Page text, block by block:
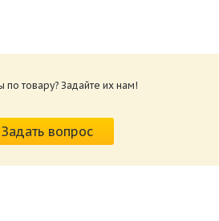
1.pdf
1.pdf
Кб
по товару? Задайте их нам!
Задать вопрос